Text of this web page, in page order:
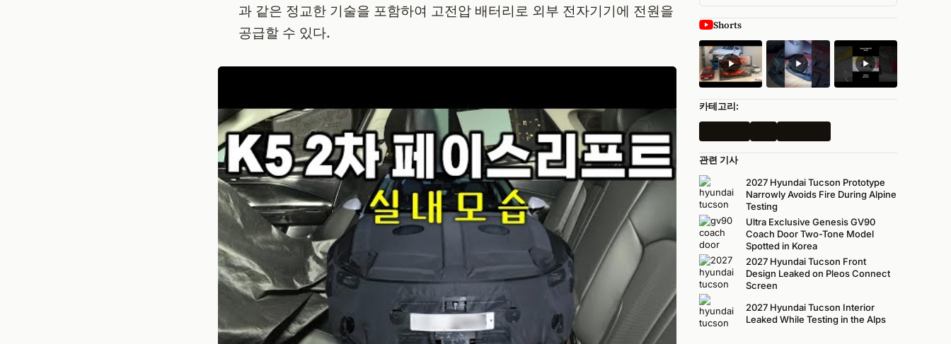
과 같은 정교한 기술을 포함하여 고전압 배터리로 외부 전자기기에 전원을
공급할 수 있다.
Shorts
카테고리:
관련 기사
2027 Hyundai Tucson Prototype
Narrowly Avoids Fire During Alpine
Testing
Ultra Exclusive Genesis GV90
Coach Door Two-Tone Model
Spotted in Korea
2027 Hyundai Tucson Front
Design Leaked on Pleos Connect
Screen
2027 Hyundai Tucson Interior
Leaked While Testing in the Alps